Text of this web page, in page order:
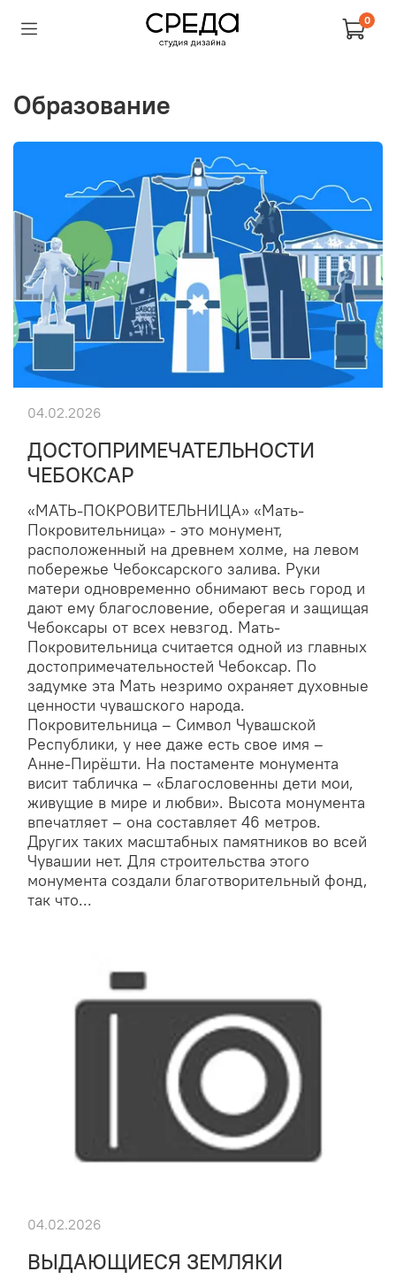
0
Образование
ДОСТОПРИМЕЧАТЕЛЬНОСТИ
ЧЕБОКСАР
«МАТЬ-ПОКРОВИТЕЛЬНИЦА» «Мать-
Покровительница» - это монумент,
расположенный на древнем холме, на левом
побережье Чебоксарского залива. Руки
матери одновременно обнимают весь город и
дают ему благословение, оберегая и защищая
Чебоксары от всех невзгод. Мать-
Покровительница считается одной из главных
достопримечательностей Чебоксар. По
задумке эта Мать незримо охраняет духовные
ценности чувашского народа.
Покровительница – Символ Чувашской
Республики, у нее даже есть свое имя –
Анне-Пирёшти. На постаменте монумента
висит табличка – «Благословенны дети мои,
живущие в мире и любви». Высота монумента
впечатляет – она составляет 46 метров.
Других таких масштабных памятников во всей
Чувашии нет. Для строительства этого
монумента создали благотворительный фонд,
так что...
04.02.2026
ВЫДАЮЩИЕСЯ ЗЕМЛЯКИ
04.02.2026